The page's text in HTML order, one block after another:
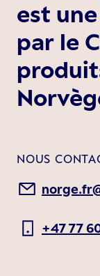
est
par le
NOUS
+47 77